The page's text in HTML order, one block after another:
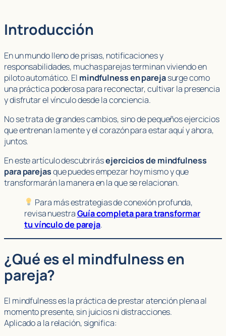
Introducción
En un mundo lleno de prisas, notificaciones y
responsabilidades, muchas parejas terminan viviendo en
piloto automático. El mindfulness en parejasurge como
una práctica poderosa para reconectar, cultivar la presencia
y disfrutar el vínculo desde la conciencia.
No se trata de grandes cambios, sino de pequeños ejercicios
que entrenan la mente y el corazón para estar aquí y ahora,
juntos.
En este artículo descubrirásejercicios de mindfulness
para parejasque puedes empezar hoy mismo y que
transformarán la manera en la que se relacionan.
Para más estrategias de conexión profunda,
revisa nuestraGuía completa para transformar
tu vínculo de pareja.
¿Qué es el mindfulness en
pareja?
El mindfulness es la práctica de prestar atención plena al
momento presente, sin juicios ni distracciones.
Aplicado a la relación, significa: